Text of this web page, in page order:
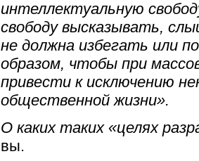
интеллектуальную
свободу высказывать,
не должна избегать или
образом, чтобы при
привести к исключению
общественной жизни».
О каких таких «целях
вы.